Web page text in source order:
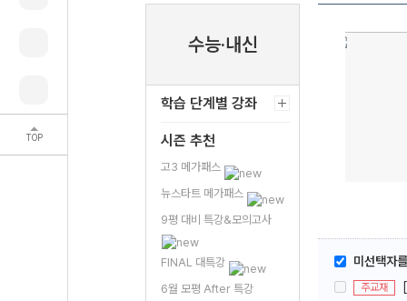
TOP
수능·내신
학습 단계별 강좌
시즌 추천
고3 메가패스
뉴스타트 메가패스
9평 대비 특강&모의고사
FINAL 대특강
6월 모평 After 특강
미선택자
주교재